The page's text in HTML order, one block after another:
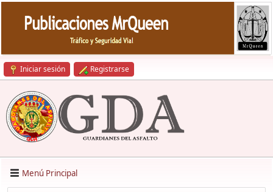
Iniciar sesión Registrarse
Menú Principal